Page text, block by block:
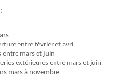
entre février et avril
entre mars et juin
extérieures entre mars et juin
mars à novembre